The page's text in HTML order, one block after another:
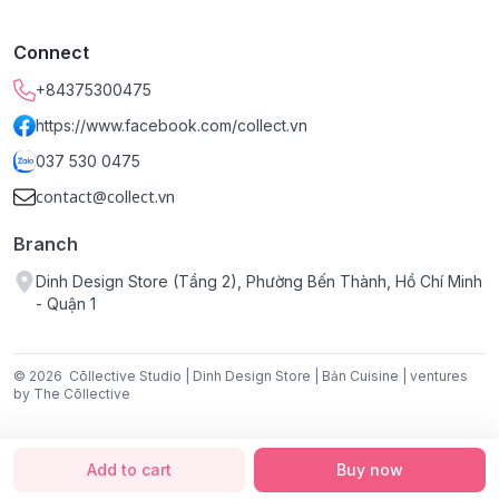
Add to cart Buy now
Địa điểm mua hàng: Chỉ bán tại
Connect
+84375300475
https://www.facebook.com/collect.vn
037 530 0475
contact@collect.vn
Branch
Dinh Design Store (Tầng 2), Phường Bến Thành, Hồ Chí Minh
- Quận 1
© 2026 Cōllective Studio | Dinh Design Store | Bản Cuisine | ventures
by The Cōllective